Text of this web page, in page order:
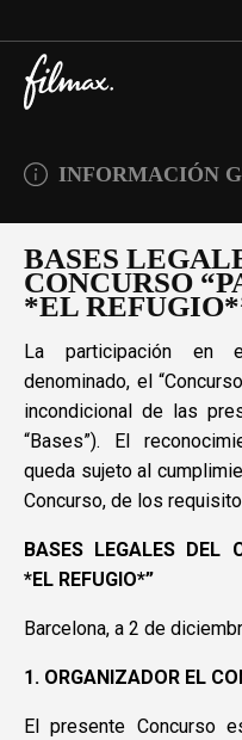
INFORMACIÓN
BASES
CONCURSO
*EL
La participación en
denominado, el
incondicional de las
“Bases”). El
queda sujeto al
Concurso, de los
BASES LEGALES DEL
*EL REFUGIO*”
Barcelona, a 2 de
1. ORGANIZADOR EL
El presente Concurso